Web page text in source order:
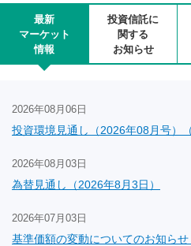
最新
マーケット
情報
投資信託に
関する
お知らせ
2026年08月06日
投資環境見通し（2026年08月号）
2026年08月03日
為替見通し（2026年8月3日）
2026年07月03日
基準価額の変動についてのお知ら